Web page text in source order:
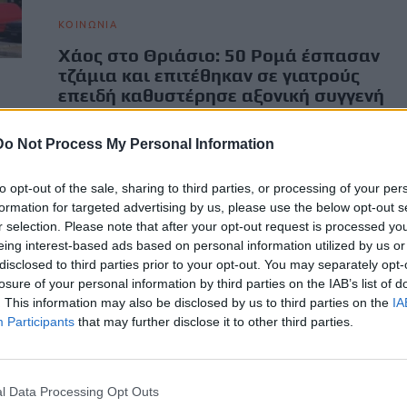
Not Process My Personal Information
opt-out of the sale, sharing to third parties, or processing of your
for targeted advertising by us, please use the below opt-out
selection. Please note that after your opt-out request is processed
interest-based ads based on personal information utilized by us
to third parties prior to your opt-out. You may separately
of your personal information by third parties on the IAB’s list of
This information may also be disclosed by us to third parties on the
Participants that may further disclose it to other third parties.
Data Processing Opt Outs
ΚΟΙΝΩΝΙΑ
Χάος στο Θριάσιο: 50 Ρομά έσπασαν
τζάμια και επιτέθηκαν σε γιατρούς
επειδή καθυστέρησε αξονική συγγενή
τους
Σκηνές χάους εκτυλίχθηκαν το απόγευμα της Τρίτης (7/7)
σοβαρό επεισόδιο στους χώρους…
Newsroom 8 Ιουλίου, 2026